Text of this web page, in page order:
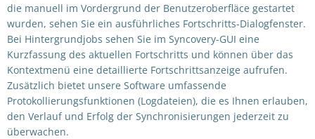
die manuell im Vordergrund der Benutzeroberfläce gestartet
wurden, sehen Sie ein ausführliches Fortschritts-Dialogfenster.
Bei Hintergrundjobs sehen Sie im Syncovery-GUI eine
Kurzfassung des aktuellen Fortschritts und können über das
Kontextmenü eine detaillierte Fortschrittsanzeige aufrufen.
Zusätzlich bietet unsere Software umfassende
Protokollierungsfunktionen (Logdateien), die es Ihnen erlauben,
den Verlauf und Erfolg der Synchronisierungen jederzeit zu
überwachen.